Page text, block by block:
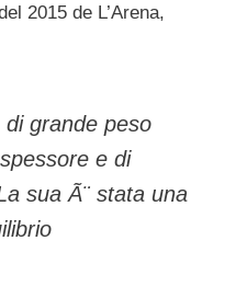
2015 de L’Arena,
di grande peso
e di
sua Ã¨ stata una